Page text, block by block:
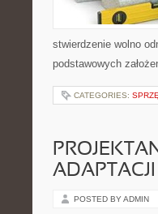
stwierdzenie wolno
podstawowych
CATEGORIES:
POSTED BY ADMIN